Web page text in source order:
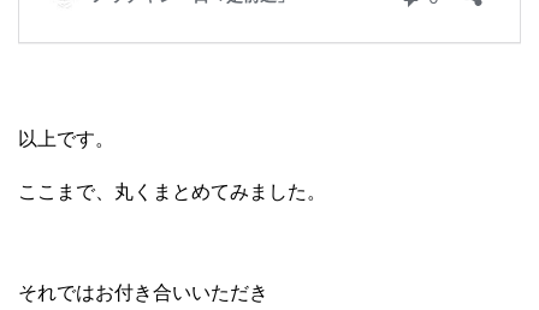
以上です。
ここまで、丸くまとめてみました。
それではお付き合いいただき